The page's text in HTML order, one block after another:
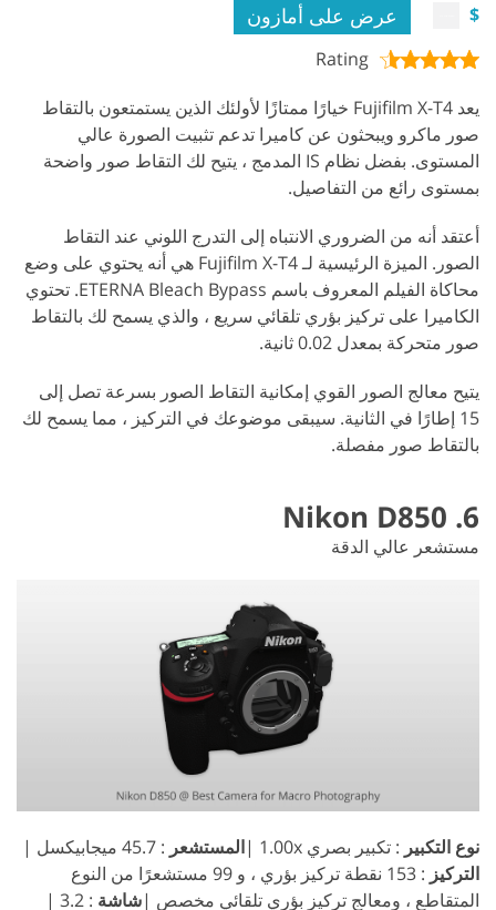
$ عرض على أمازون
Rating
يعد Fujifilm X-T4 خيارًا ممتازًا لأولئك الذين يستمتعون بالتقاط
صور ماكرو ويبحثون عن كاميرا تدعم تثبيت الصورة عالي
المستوى. بفضل نظام IS المدمج ، يتيح لك التقاط صور واضحة
بمستوى رائع من التفاصيل.
أعتقد أنه من الضروري الانتباه إلى التدرج اللوني عند التقاط
الصور. الميزة الرئيسية لـ Fujifilm X-T4 هي أنه يحتوي على وضع
محاكاة الفيلم المعروف باسم ETERNA Bleach Bypass. تحتوي
الكاميرا على تركيز بؤري تلقائي سريع ، والذي يسمح لك بالتقاط
صور متحركة بمعدل 0.02 ثانية.
يتيح معالج الصور القوي إمكانية التقاط الصور بسرعة تصل إلى
15 إطارًا في الثانية. سيبقى موضوعك في التركيز ، مما يسمح لك
بالتقاط صور مفصلة.
6. Nikon D850
مستشعر عالي الدقة
نوع التكبير : تكبير بصري 1.00x | المستشعر : 45.7 ميجابيكسل |
التركيز
: 153 نقطة تركيز بؤري ، و 99 مستشعرًا من النوع
المتقاطع ، ومعالج تركيز بؤري تلقائي مخصص |شاشة : 3.2 |